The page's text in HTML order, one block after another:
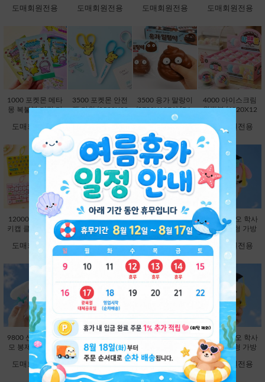
도매회원전용 도매회원전용
[D1-132242]
도매회원전용
(1500X36EA) [C1-
도매회원전용
1000 포켓몬 메타
몽 복불복 키링 마
00X60EA) [C1-13
2204]
도매회원전용
3500 포켓몬 안전
캡 가위 (3500X20
3500 응가 말랑이
(3780X12EA) [B1-
593354]
4000 아이스크림
왁뿌볼 (4320X12
도매회원전용
12000 26구 대왕
키캡 클리커 키링-
랜덤 [C2-913191]
도매회원전용
12000 대왕 딸깍
이 키캡 키링 26
구-랜덤 [C2-8251
63]
도매회원전용
9800 산리오 학사
모 봉제인형 가방
티 [B2-083173]
도매회원전용
9800 산리오 학사
모 봉제인형 가방
고리 13cm-마이멜
로디 [B2-083180]
도매회원전용
9800 산리오 학사
모 봉제인형 가방
고리 13cm-시나모
롤 [B2-083203]
도매회원전용
9800 산리오 학사
모 봉제인형 가방
고리 13cm-쿠로미
9800 산리오 학사
모 봉제인형 가방
고리 13cm-한교동
[B2-083234]
도매회원전용
9800 산리오 학사
모 봉제인형 가방
고리 13cm-폼폼푸
린 [B2-083210]
도매회원전용